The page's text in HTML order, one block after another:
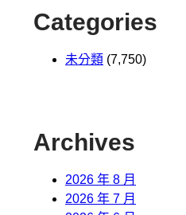
Categories
未分類 (7,750)
Archives
2026 年 8 月
2026 年 7 月